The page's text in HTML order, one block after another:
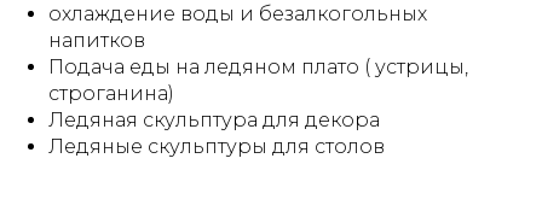
охлаждение воды и безалкогольных
напитков
Подача еды на ледяном плато ( устрицы,
строганина)
Ледяная скульптура для декора
Ледяные скульптуры для столов